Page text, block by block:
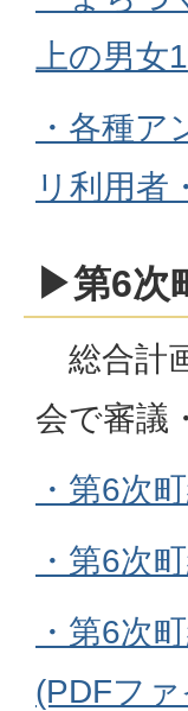
上の男女
・各種
リ利用者
▶第6次
総合計
会で審議
・第6次
・第6次
・第6次
(PDFフ